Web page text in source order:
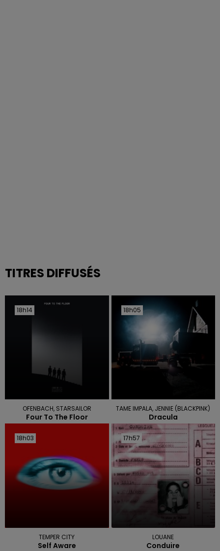
TITRES DIFFUSÉS
18h14
18h14
OFENBACH, STARSAILOR
Four To The Floor
18h05
18h05
TAME IMPALA, JENNIE (BLACKPINK)
Dracula
18h03
18h03
TEMPER CITY
Self Aware
17h57
17h57
LOUANE
Conduire